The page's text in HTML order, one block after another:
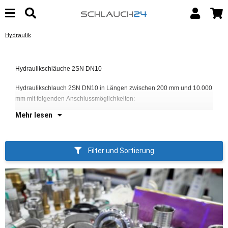
Hydraulik
Hydraulikschläuche 2SN DN10
Hydraulikschlauch 2SN DN10 in Längen zwischen 200 mm und 10.000
mm mit folgenden Anschlussmöglichkeiten:
Mehr lesen
Filter und Sortierung